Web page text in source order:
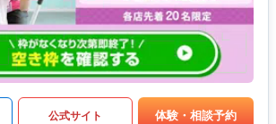
公式サイト 体験・相談予約